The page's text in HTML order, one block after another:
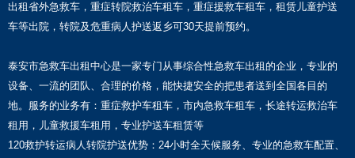
出租省外急救车，重症转院救治车租车，重症援救车租车，租赁儿童护送
车等出院，转院及危重病人护送返乡可30天提前预约。
泰安市急救车出租中心是一家专门从事综合性急救车出租的企业，专业的
设备、一流的团队、合理的价格，能快捷安全的把患者送到全国各目的
地。服务的业务有：重症救护车租车，市内急救车租车，长途转运救治车
租用，儿童救援车租用，专业护送车租赁等
120救护转运病人转院护送优势：24小时全天候服务、专业的急救车配置、